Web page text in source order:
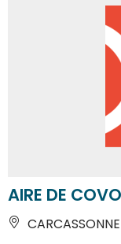
AIRE DE
CARCASSONNE